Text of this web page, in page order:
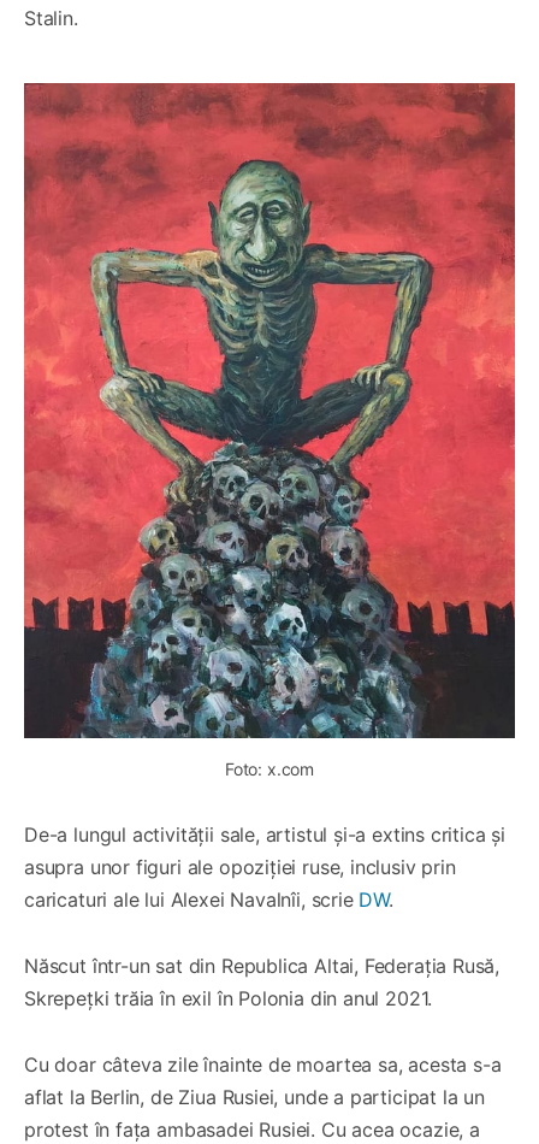
Stalin.
Foto: x.com
De-a lungul activității sale, artistul și-a extins critica și
asupra unor figuri ale opoziției ruse, inclusiv prin
caricaturi ale lui Alexei Navalnîi, scrie DW.
Născut într-un sat din Republica Altai, Federația Rusă,
Skrepețki trăia în exil în Polonia din anul 2021.
Cu doar câteva zile înainte de moartea sa, acesta s-a
aflat la Berlin, de Ziua Rusiei, unde a participat la un
protest în fața ambasadei Rusiei. Cu acea ocazie, a